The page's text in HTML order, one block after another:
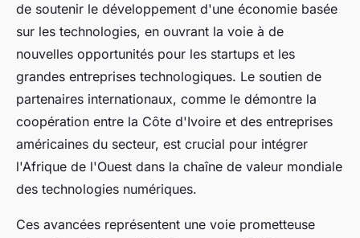
de soutenir le développement d'une économie basée
sur les technologies, en ouvrant la voie à de
nouvelles opportunités pour les startups et les
grandes entreprises technologiques. Le soutien de
partenaires internationaux, comme le démontre la
coopération entre la Côte d'Ivoire et des entreprises
américaines du secteur, est crucial pour intégrer
l'Afrique de l'Ouest dans la chaîne de valeur mondiale
des technologies numériques.
Ces avancées représentent une voie prometteuse